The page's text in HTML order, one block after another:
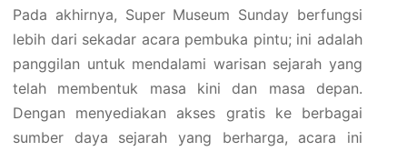
Pada akhirnya, Super Museum Sunday berfungsi
lebih dari sekadar acara pembuka pintu; ini adalah
panggilan untuk mendalami warisan sejarah yang
telah membentuk masa kini dan masa depan.
Dengan menyediakan akses gratis ke berbagai
sumber daya sejarah yang berharga, acara ini